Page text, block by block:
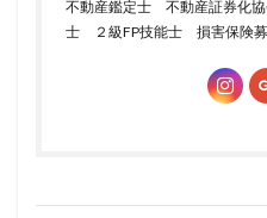
不動産鑑定士 不動産証券化
士 ２級FP技能士 損害保険